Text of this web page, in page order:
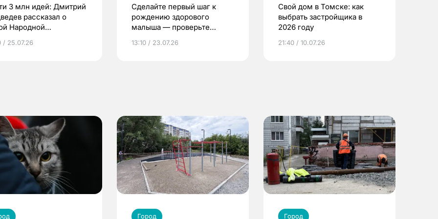
3 млн идей: Дмитрий
рассказал о
Народной
/ 25.07.26
Сделайте первый шаг к
рождению здорового
малыша — проверьте
по ОМС!
13:10 / 23.07.26
Свой дом в Томске: как
выбрать застройщика в
2026 году
21:40 / 10.07.26
Город Город